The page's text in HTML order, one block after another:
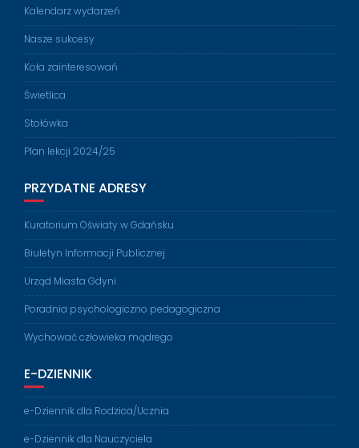
Kalendarz wydarzeń
Nasze sukcesy
Koła zainteresowań
Świetlica
Stołówka
Plan lekcji 2024/25
PRZYDATNE ADRESY
Kuratorium Oświaty w Gdańsku
Biuletyn Informacji Publicznej
Urząd Miasta Gdyni
Poradnia psychologiczno pedagogiczna
Wychować człowieka mądrego
E-DZIENNIK
e-Dziennik dla Rodzica/Ucznia
e-Dziennik dla Nauczyciela